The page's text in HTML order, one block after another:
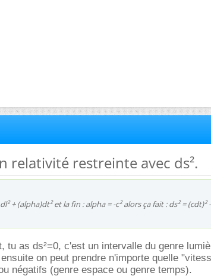
relativité restreinte avec ds².
+ (alpha)dt² et la fin : alpha = -c² alors ça fait : ds² = (cdt)²
tu as ds²=0, c'est un intervalle du genre
on peut prendre n'importe quelle
négatifs (genre espace ou genre temps).